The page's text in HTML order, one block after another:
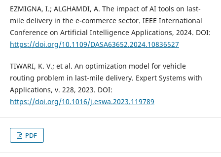
EZMIGNA, I.; ALGHAMDI, A. The impact of AI tools on last-
mile delivery in the e-commerce sector. IEEE International
Conference on Artificial Intelligence Applications, 2024. DOI:
https://doi.org/10.1109/DASA63652.2024.10836527
TIWARI, K. V.; et al. An optimization model for vehicle
routing problem in last-mile delivery. Expert Systems with
Applications, v. 228, 2023. DOI:
https://doi.org/10.1016/j.eswa.2023.119789
PDF